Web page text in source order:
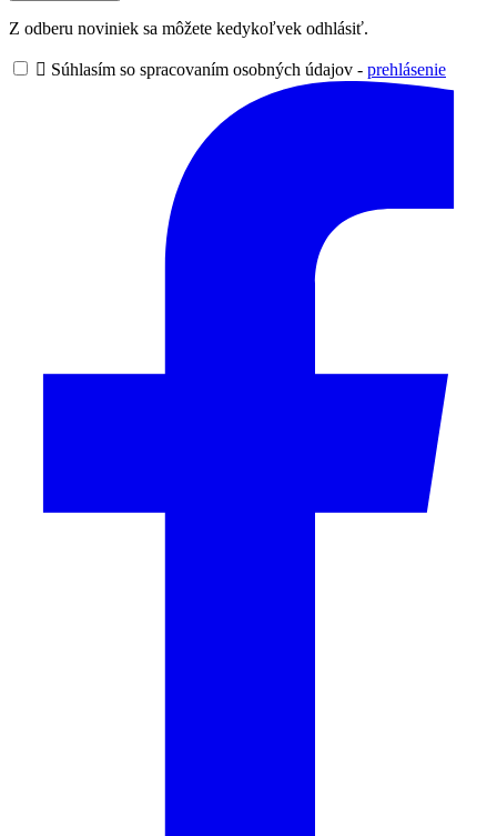
Z odberu noviniek sa môžete kedykoľvek odhlásiť.
 Súhlasím so spracovaním osobných údajov - prehlásenie